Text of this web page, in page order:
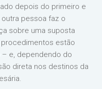
depois do primeiro e
pessoa faz o
sobre uma suposta
procedimentos estão
e, dependendo do
direta nos destinos da